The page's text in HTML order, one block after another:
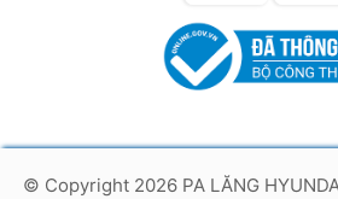
© Copyright 2026 PA LĂNG